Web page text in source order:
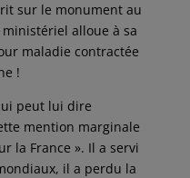
sur le monument au
alloue à sa
maladie contractée
!
peut lui dire
mention marginale
la France ». Il a servi
il a perdu la